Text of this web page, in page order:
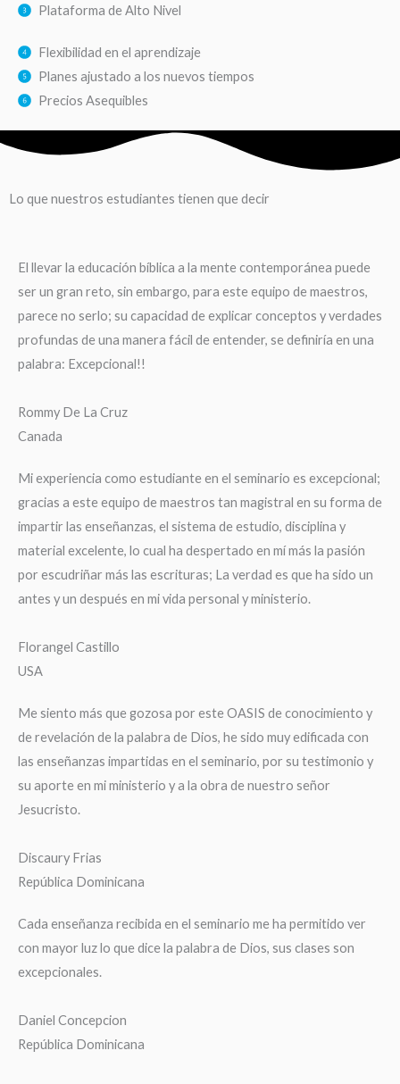
Plataforma de Alto Nivel
Flexibilidad en el aprendizaje
Planes ajustado a los nuevos tiempos
Precios Asequibles
Lo que nuestros estudiantes tienen que decir
El llevar la educación bíblica a la mente contemporánea puede
ser un gran reto, sin embargo, para este equipo de maestros,
parece no serlo; su capacidad de explicar conceptos y verdades
profundas de una manera fácil de entender, se definiría en una
palabra: Excepcional!!
Rommy De La Cruz
Canada
Mi experiencia como estudiante en el seminario es excepcional;
gracias a este equipo de maestros tan magistral en su forma de
impartir las enseñanzas, el sistema de estudio, disciplina y
material excelente, lo cual ha despertado en mí más la pasión
por escudriñar más las escrituras; La verdad es que ha sido un
antes y un después en mi vida personal y ministerio.
Florangel Castillo
USA
Me siento más que gozosa por este OASIS de conocimiento y
de revelación de la palabra de Dios, he sido muy edificada con
las enseñanzas impartidas en el seminario, por su testimonio y
su aporte en mi ministerio y a la obra de nuestro señor
Jesucristo.
Discaury Frias
República Dominicana
Cada enseñanza recibida en el seminario me ha permitido ver
con mayor luz lo que dice la palabra de Dios, sus clases son
excepcionales.
Daniel Concepcion
República Dominicana